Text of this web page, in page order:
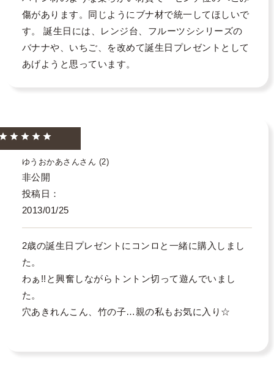
傷があります。同じようにブナ材で統一してほしいで
す。 誕生日には、レンジ台、フルーツシシリーズの
バナナや、いちご、を改めて誕生日プレゼントとして
あげようと思っています。
ゆうおかあさん 2
非公開
投稿日
2013/01/25
2歳の誕生日プレゼントにコンロと一緒に購入しまし
た。
わぁ!!と興奮しながらトントン切って遊んでいまし
た。
穴あきれんこん、竹の子…親の私もお気に入り☆